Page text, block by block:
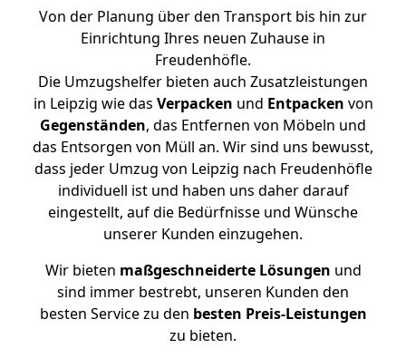
Von der Planung über den Transport bis hin zur
Einrichtung Ihres neuen Zuhause in
Freudenhöfle.
Die Umzugshelfer bieten auch Zusatzleistungen
in Leipzig wie das Verpacken und Entpacken von
Gegenständen, das Entfernen von Möbeln und
das Entsorgen von Müll an. Wir sind uns bewusst,
dass jeder Umzug von Leipzig nach Freudenhöfle
individuell ist und haben uns daher darauf
eingestellt, auf die Bedürfnisse und Wünsche
unserer Kunden einzugehen.
Wir bieten maßgeschneiderte Lösungen und
sind immer bestrebt, unseren Kunden den
besten Service zu den besten Preis-Leistungen
zu bieten.